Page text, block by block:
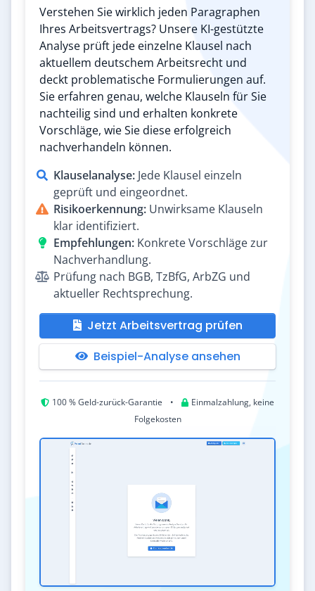
Verstehen Sie wirklich jeden Paragraphen
Ihres Arbeitsvertrags? Unsere KI-gestützte
Analyse prüft jede einzelne Klausel nach
aktuellem deutschem Arbeitsrecht und
deckt problematische Formulierungen auf.
Sie erfahren genau, welche Klauseln für Sie
nachteilig sind und erhalten konkrete
Vorschläge, wie Sie diese erfolgreich
nachverhandeln können.
Klauselanalyse: Jede Klausel einzeln
geprüft und eingeordnet.
Risikoerkennung: Unwirksame Klauseln
klar identifiziert.
Empfehlungen: Konkrete Vorschläge zur
Nachverhandlung.
Prüfung nach BGB, TzBfG, ArbZG und
aktueller Rechtsprechung.
Jetzt Arbeitsvertrag prüfen
Beispiel-Analyse ansehen
100 % Geld-zurück-Garantie •
Einmalzahlung, keine
Folgekosten